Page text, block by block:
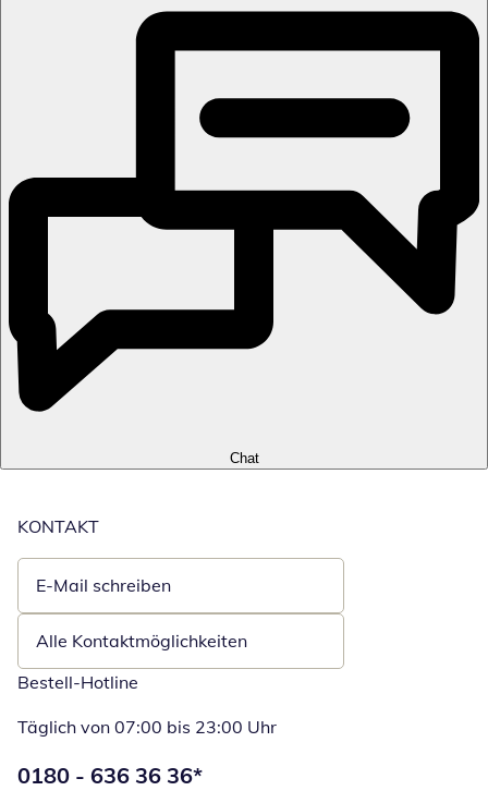
Chat
KONTAKT
E-Mail schreiben
Öffnet E-Mail-Client
Alle Kontaktmöglichkeiten
Bestell-Hotline
Täglich von 07:00 bis 23:00 Uhr
Telefonnummer:
0180 - 636 36 36*